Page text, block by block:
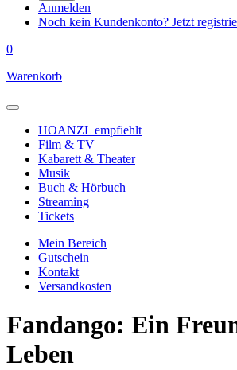
Anmelden
Noch kein Kundenkonto? Jetzt
0
Warenkorb
HOANZL empfiehlt
Film & TV
Kabarett & Theater
Musik
Buch & Hörbuch
Streaming
Tickets
Mein Bereich
Gutschein
Kontakt
Versandkosten
Fandango: Ein
Leben